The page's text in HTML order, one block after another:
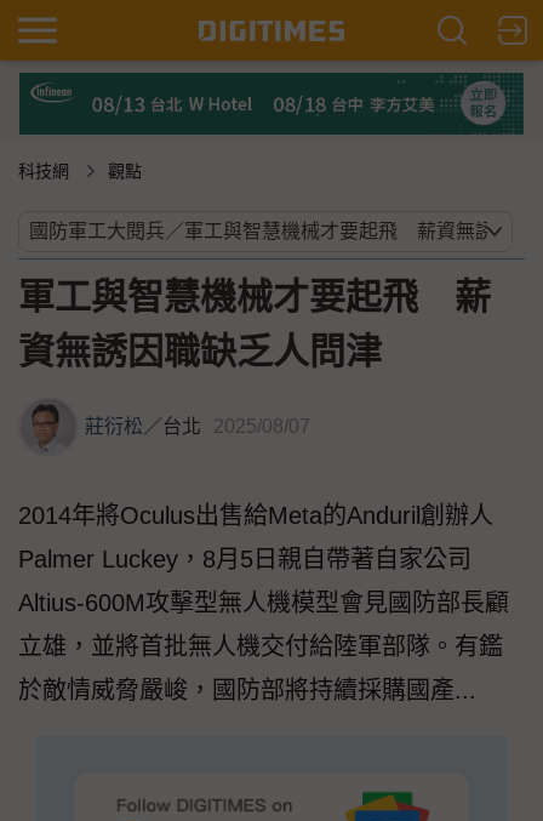
科技網 觀點
軍工與智慧機械才要起飛 薪
資無誘因職缺乏人問津
莊衍松／台北 2025/08/07
2014年將Oculus出售給Meta的Anduril創辦人
Palmer Luckey，8月5日親自帶著自家公司
Altius-600M攻擊型無人機模型會見國防部長顧
立雄，並將首批無人機交付給陸軍部隊。有鑑
於敵情威脅嚴峻，國防部將持續採購國產...